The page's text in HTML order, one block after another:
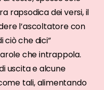
rapsodica dei versi, il
l’ascoltatore con
ciò che dici”
che intrappola.
uscita e alcune
tali, alimentando